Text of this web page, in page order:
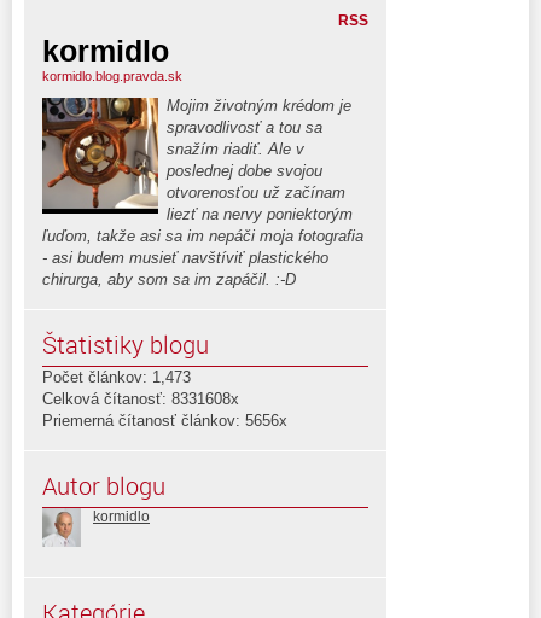
RSS
kormidlo
kormidlo.blog.pravda.sk
Mojim životným krédom je
spravodlivosť a tou sa
snažím riadiť. Ale v
poslednej dobe svojou
otvorenosťou už začínam
liezť na nervy poniektorým
ľuďom, takže asi sa im nepáči moja fotografia
- asi budem musieť navštíviť plastického
chirurga, aby som sa im zapáčil. :-D
Štatistiky blogu
Počet článkov: 1,473
Celková čítanosť: 8331608x
Priemerná čítanosť článkov: 5656x
Autor blogu
kormidlo